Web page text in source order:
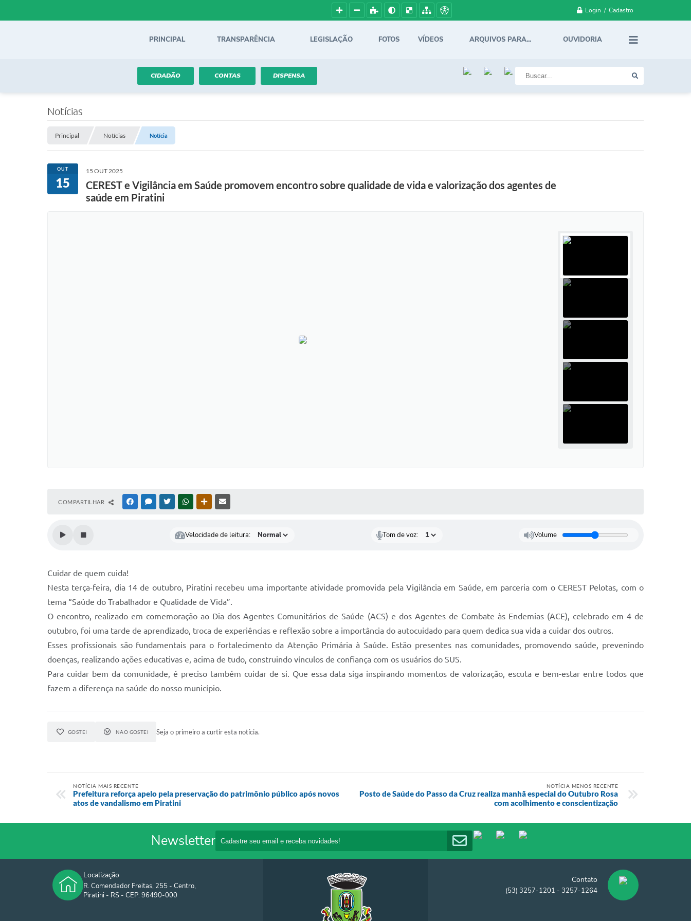
Login / Cadastro
PRINCIPAL TRANSPARÊNCIA LEGISLAÇÃO FOTOS VÍDEOS ARQUIVOS PARA... OUVIDORIA
CIDADÃO CONTAS DISPENSA
Notícias
Principal Notícias Notícia
OUT
15
15 OUT 2025
CEREST e Vigilância em Saúde promovem encontro sobre qualidade de vida e valorização dos agentes de
saúde em Piratini
COMPARTILHAR FACEBOOKMESSENGER
TWITTERWHATSAPPOUTRAS MÍDIAS
Velocidade de leitura: Tom de voz: Volume
Cuidar de quem cuida!
Nesta terça-feira, dia 14 de outubro, Piratini recebeu uma importante atividade promovida pela Vigilância em Saúde, em parceria com o CEREST Pelotas, com o
tema “Saúde do Trabalhador e Qualidade de Vida”.
O encontro, realizado em comemoração ao Dia dos Agentes Comunitários de Saúde (ACS) e dos Agentes de Combate às Endemias (ACE), celebrado em 4 de
outubro, foi uma tarde de aprendizado, troca de experiências e reflexão sobre a importância do autocuidado para quem dedica sua vida a cuidar dos outros.
Esses profissionais são fundamentais para o fortalecimento da Atenção Primária à Saúde. Estão presentes nas comunidades, promovendo saúde, prevenindo
doenças, realizando ações educativas e, acima de tudo, construindo vínculos de confiança com os usuários do SUS.
Para cuidar bem da comunidade, é preciso também cuidar de si. Que essa data siga inspirando momentos de valorização, escuta e bem-estar entre todos que
fazem a diferença na saúde do nosso município.
GOSTEI NÃO GOSTEI Seja o primeiro a curtir esta notícia.
NOTÍCIA MAIS RECENTE
Prefeitura reforça apelo pela preservação do patrimônio público após novos
atos de vandalismo em Piratini
NOTÍCIA MENOS RECENTE
Posto de Saúde do Passo da Cruz realiza manhã especial do Outubro Rosa
com acolhimento e conscientização
Newsletter
Localização
R. Comendador Freitas, 255 - Centro,
Piratini - RS - CEP: 96490-000
Contato
(53) 3257-1201 - 3257-1264